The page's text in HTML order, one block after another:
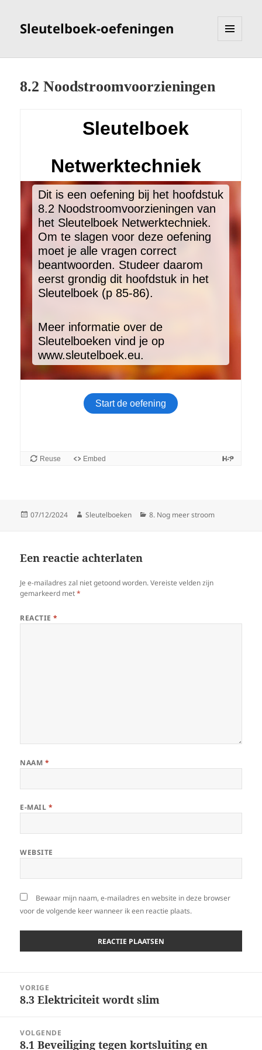
Sleutelboek-oefeningen
8.2 Noodstroomvoorzieningen
Gepubliceerd
07/12/2024 Auteur
Sleutelboeken Categorieën
8. Nog meer stroom
Een reactie achterlaten
Je e-mailadres zal niet getoond worden. Vereiste velden zijn
gemarkeerd met*
REACTIE*
NAAM *
E-MAIL *
WEBSITE
Bewaar mijn naam, e-mailadres en website in deze browser
voor de volgende keer wanneer ik een reactie plaats.
VORIGE
Vorig
8.3 Elektriciteit wordt slim
VOLGENDE
Volgend
8.1 Beveiliging tegen kortsluiting en